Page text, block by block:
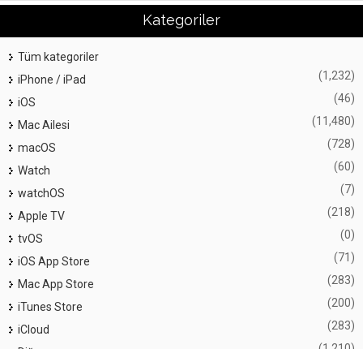
Kategoriler
Tüm kategoriler
iPhone / iPad
(1,232)
iOS (46)
Mac Ailesi (11,480)
macOS (728)
Watch (60)
watchOS (7)
Apple TV (218)
tvOS (0)
iOS App Store (71)
Mac App Store (283)
iTunes Store (200)
iCloud (283)